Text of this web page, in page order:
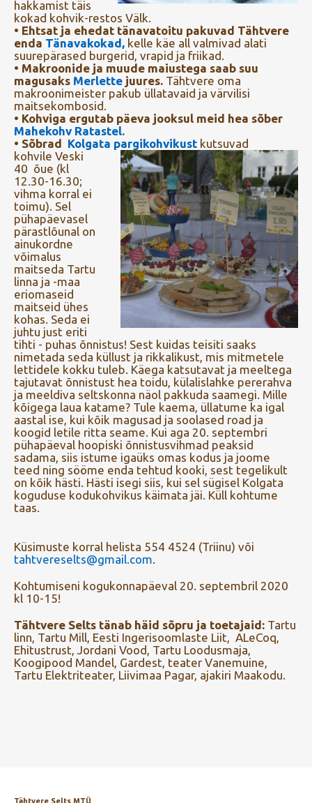
hakkamist täis
kokad kohvik-restos Välk.
• Ehtsat ja ehedat tänavatoitu pakuvad Tähtvere
enda Tänavakokad, kelle käe all valmivad alati
suurepärased burgerid, vrapid ja friikad.
• Makroonide ja muude maiustega saab suu
magusaks Merlette juures. Tähtvere oma
makroonimeister pakub üllatavaid ja värvilisi
maitsekombosid.
• Kohviga ergutab päeva jooksul meid hea sõber
Mahekohv Ratastel.
• Sõbrad Kolgata pargikohvikust kutsuvad
kohvile Veski
40 õue (kl
12.30-16.30;
vihma korral ei
toimu). Sel
pühapäevasel
pärastlõunal on
ainukordne
võimalus
maitseda Tartu
linna ja -maa
eriomaseid
maitseid ühes
kohas. Seda ei
juhtu just eriti
tihti - puhas õnnistus! Sest kuidas teisiti saaks
nimetada seda küllust ja rikkalikust, mis mitmetele
lettidele kokku tuleb. Käega katsutavat ja meeltega
tajutavat õnnistust hea toidu, külalislahke pererahva
ja meeldiva seltskonna näol pakkuda saamegi. Mille
kõigega laua katame? Tule kaema, üllatume ka igal
aastal ise, kui kõik magusad ja soolased road ja
koogid letile ritta seame. Kui aga 20. septembri
pühapäeval hoopiski õnnistusvihmad peaksid
sadama, siis istume igaüks omas kodus ja joome
teed ning sööme enda tehtud kooki, sest tegelikult
on kõik hästi. Hästi isegi siis, kui sel sügisel Kolgata
koguduse kodukohvikus käimata jäi. Küll kohtume
taas.
Küsimuste korral helista 554 4524 (Triinu) või
tahtvereselts@gmail.com
Kohtumiseni kogukonnapäeval 20. septembril 2020
kl 10-15!
Tähtvere Selts tänab häid sõpru ja toetajaid: Tartu
linn, Tartu Mill, Eesti Ingerisoomlaste Liit, ALeCoq,
Ehitustrust, Jordani Vood, Tartu Loodusmaja,
Koogipood Mandel, Gardest, teater Vanemuine,
Tartu Elektriteater, Liivimaa Pagar, ajakiri Maakodu.
Tähtvere Selts MTÜ